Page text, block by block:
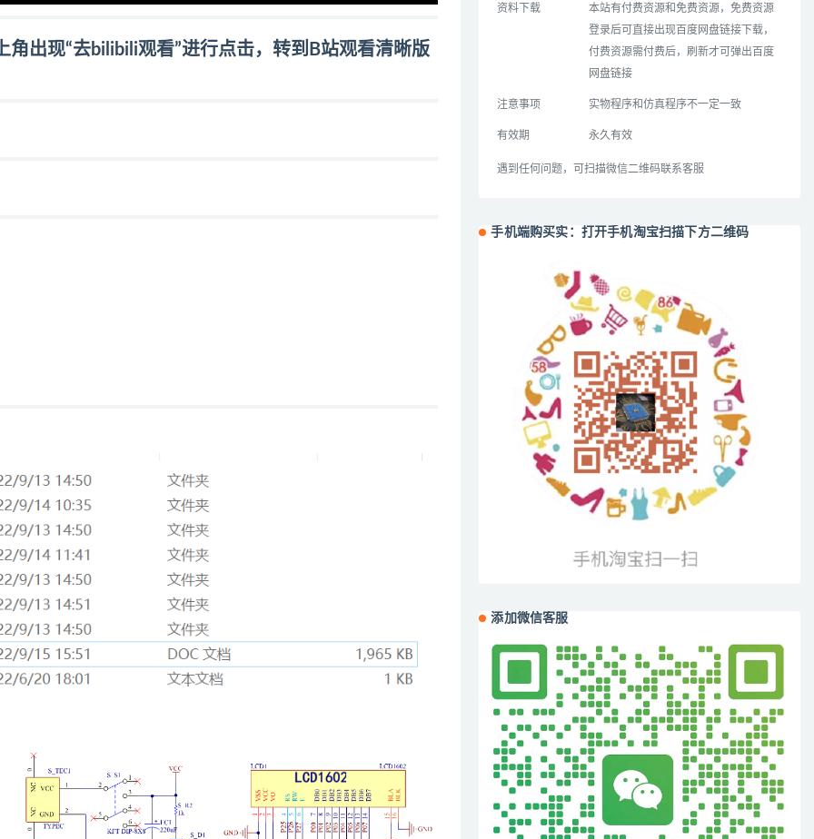
出现“去bilibili观看”进行点击，转到B站观看清晰版
资料下载
本站有付费资源和免费资源，免费资源
登录后可直接出现百度网盘链接下载，
付费资源需付费后，刷新才可弹出百度
网盘链接
注意事项 实物程序和仿真程序不一定一致
有效期 永久有效
遇到任何问题，可扫描微信二维码联系客服
手机端购买实：打开手机淘宝扫描下方二维码
添加微信客服